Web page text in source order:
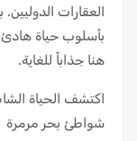
العقارات الدوليين.
بأسلوب حياة
هنا جذاباً للغاية.
اكتشف الحياة
شواطئ بحر مرمرة